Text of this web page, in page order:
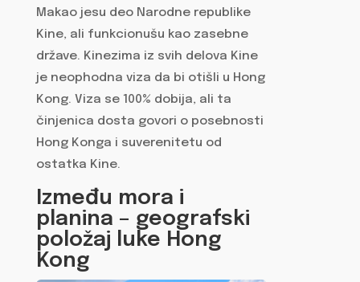
Makao jesu deo Narodne republike
Kine, ali funkcionušu kao zasebne
države. Kinezima iz svih delova Kine
je neophodna viza da bi otišli u Hong
Kong. Viza se 100% dobija, ali ta
činjenica dosta govori o posebnosti
Hong Konga i suverenitetu od
ostatka Kine.
Između mora i
planina – geografski
položaj luke Hong
Kong